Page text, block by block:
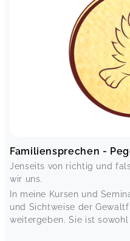
Familiensprechen -
Jenseits von richtig und
wir uns.
In meine Kursen und
und Sichtweise der
weitergeben. Sie ist